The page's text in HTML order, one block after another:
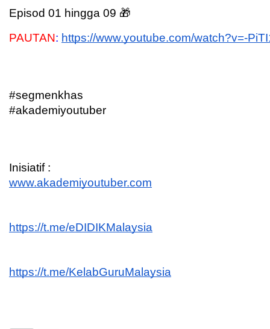
Episod 01 hingga 09 🎁
PAUTAN: https://www.youtube.com/watch?v=-
#segmenkhas
#akademiyoutuber
Inisiatif :
www.akademiyoutuber.com
https://t.me/eDIDIKMalaysia
https://t.me/KelabGuruMalaysia